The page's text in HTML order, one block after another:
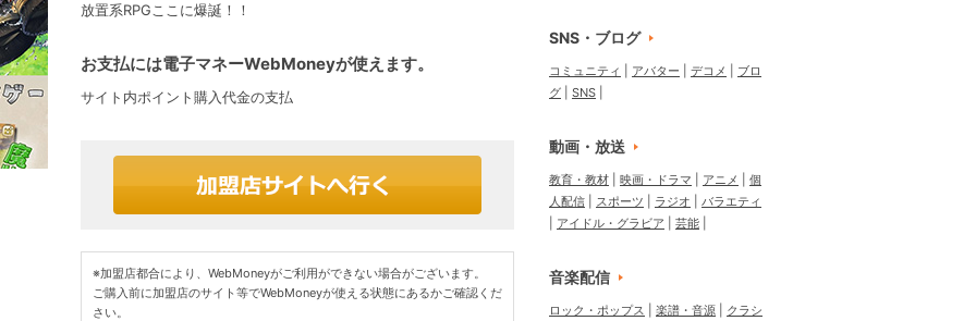
放置系RPGここに爆誕！！
お支払には電子マネーWebMoneyが使えます。
サイト内ポイント購入代金の支払
※加盟店都合により、WebMoneyがご利用ができない場合がございます。
ご購入前に加盟店のサイト等でWebMoneyが使える状態にあるかご確認くだ
さい。
SNS・ブログ
コミュニティ アバター デコメ
ブロ
グ
SNS
動画・放送
教育・教材 映画・ドラマ アニメ
個
人配信
スポーツ ラジオ
バラエティ
アイドル・グラビア
芸能
音楽配信
ロック・ポップス 楽譜・音源
クラシ